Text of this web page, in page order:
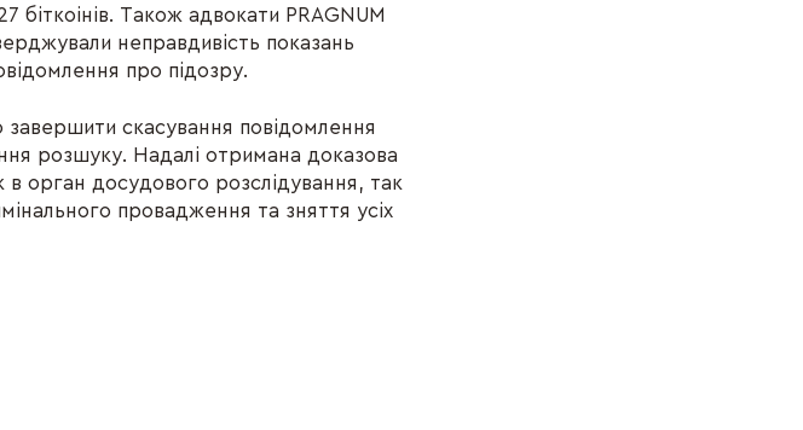
біткоінів. Також адвокати PRAGNUM
неправдивість показань
про підозру.
завершити скасування повідомлення
розшуку. Надалі отримана доказова
в орган досудового розслідування, так
провадження та зняття усіх